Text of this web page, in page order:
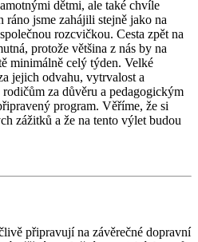
dětmi, ale také chvíle
jsme zahájili stejně jako na
rozcvičkou. Cesta zpět na
protože většina z nás by na
minimálně celý týden. Velké
jejich odvahu, vytrvalost a
za důvěru a pedagogickým
program. Věříme, že si
zážitků a že na tento výlet budou
připravují na závěrečné dopravní